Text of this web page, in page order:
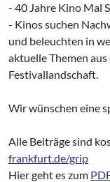
- 40 Jahre Kino Mal
- Kinos suchen
und beleuchten in
aktuelle Themen
Festivallandschaft.
Wir wünschen eine
Alle Beiträge sind
frankfurt.de/grip
Hier geht es zum